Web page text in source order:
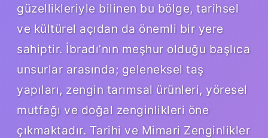
güzellikleriyle bilinen bu bölge, tarihsel
ve kültürel açıdan da önemli bir yere
sahiptir. İbradı’nın meşhur olduğu başlıca
unsurlar arasında; geleneksel taş
yapıları, zengin tarımsal ürünleri, yöresel
mutfağı ve doğal zenginlikleri öne
çıkmaktadır. Tarihi ve Mimari Zenginlikler